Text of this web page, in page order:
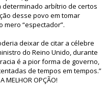
arbítrio de certos
desse povo em tomar
mero “espectador”.
deixar de citar a célebre
do Reino Unido, durante
é a pior forma de governo,
de tempos em tempos.”
MELHOR OPÇÃO!